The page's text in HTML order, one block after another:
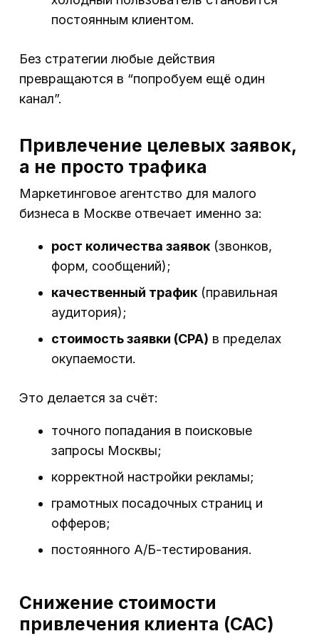
постоянным клиентом.
Без стратегии любые действия
превращаются в “попробуем ещё один
канал”.
Привлечение целевых заявок,
а не просто трафика
Маркетинговое агентство для малого
бизнеса в Москве отвечает именно за:
рост количества заявок (звонков,
форм, сообщений);
качественный трафик (правильная
аудитория);
стоимость заявки (CPA) в пределах
окупаемости.
Это делается за счёт:
точного попадания в поисковые
запросы Москвы;
корректной настройки рекламы;
грамотных посадочных страниц и
офферов;
постоянного А/Б-тестирования.
Снижение стоимости
привлечения клиента (CAC)